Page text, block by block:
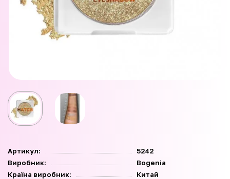
Артикул:
5242
Виробник:
Bogenia
Країна виробник:
Китай